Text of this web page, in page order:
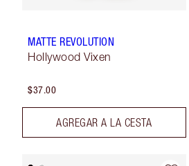
MATTE REVOLUTION
Hollywood Vixen
$37.00
AGREGAR A LA CESTA